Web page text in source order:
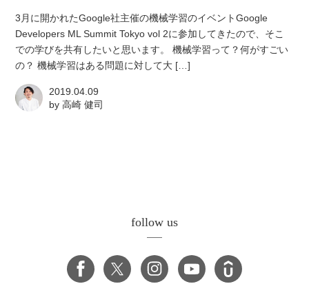
3月に開かれたGoogle社主催の機械学習のイベントGoogle
Developers ML Summit Tokyo vol 2に参加してきたので、そこ
での学びを共有したいと思います。 機械学習って？何がすごい
の？ 機械学習はある問題に対して大 […]
2019.04.09
by高崎 健司
follow us